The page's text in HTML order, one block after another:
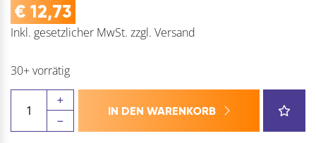
€ 12,73
Inkl. gesetzlicher MwSt. zzgl. Versand
30+ vorrätig
Handdrahtbürste
mit
IN DEN WARENKORB